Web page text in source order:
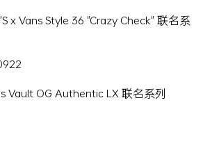
x Vans Style 36 "Crazy Check" 联名系
Vault OG Authentic LX 联名系列